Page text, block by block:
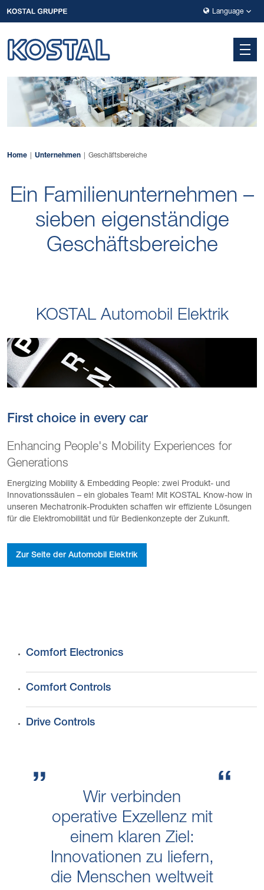
Zur Hauptnavigation springen
Zum Hauptinhalt springen
Zur Fußzeile der Seite springen
Language
Home Unternehmen Geschäftsbereiche
Ein Familienunternehmen –
sieben eigenständige
Geschäftsbereiche
KOSTAL Automobil Elektrik
First choice in every car
Enhancing People's Mobility Experiences for
Generations
Energizing Mobility & Embedding People: zwei Produkt- und
Innovationssäulen – ein globales Team! Mit KOSTAL Know-how in
unseren Mechatronik-Produkten schaffen wir effiziente Lösungen
für die Elektromobilität und für Bedienkonzepte der Zukunft.
Zur Seite der Automobil Elektrik
Comfort Electronics
Comfort Controls
Drive Controls
Wir verbinden
operative Exzellenz mit
einem klaren Ziel:
Innovationen zu liefern,
die Menschen weltweit